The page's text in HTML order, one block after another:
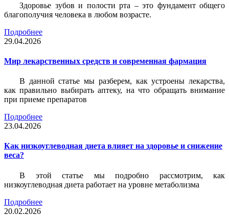
Здоровье зубов и полости рта – это фундамент общего
благополучия человека в любом возрасте.
Подробнее
29.04.2026
Мир лекарственных средств и современная фармация
В данной статье мы разберем, как устроены лекарства,
как правильно выбирать аптеку, на что обращать внимание
при приеме препаратов
Подробнее
23.04.2026
Как низкоуглеводная диета влияет на здоровье и снижение
веса?
В этой статье мы подробно рассмотрим, как
низкоуглеводная диета работает на уровне метаболизма
Подробнее
20.02.2026